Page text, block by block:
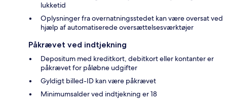
lukketid
Oplysninger fra overnatningsstedet kan være oversat ved
hjælp af automatiserede oversættelsesværktøjer
Påkrævet ved indtjekning
Depositum med kreditkort, debitkort eller kontanter er
påkrævet for påløbne udgifter
Gyldigt billed-ID kan være påkrævet
Minimumsalder ved indtjekning er 18